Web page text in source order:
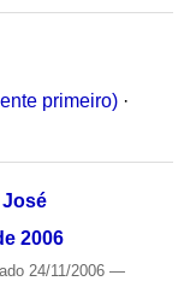
primeiro) ·
José
2006
24/11/2006 —